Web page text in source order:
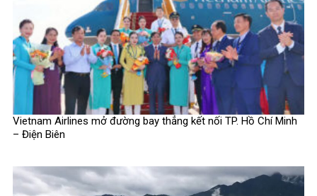
Vietnam Airlines mở đường bay thẳng kết nối TP. Hồ Chí Minh
– Điện Biên